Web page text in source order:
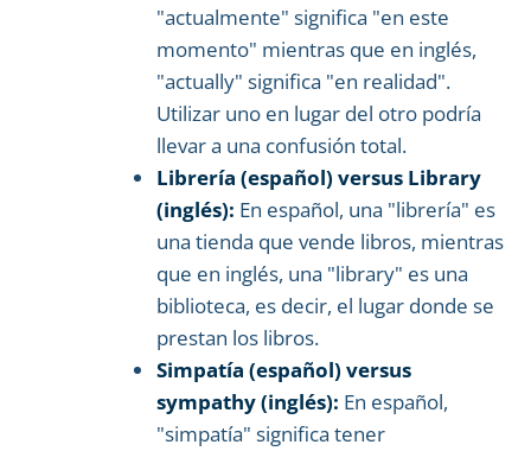
"actualmente" significa "en este
momento" mientras que en inglés,
"actually" significa "en realidad".
Utilizar uno en lugar del otro podría
llevar a una confusión total.
Librería (español) versus Library
(inglés): En español, una "librería" es
una tienda que vende libros, mientras
que en inglés, una "library" es una
biblioteca, es decir, el lugar donde se
prestan los libros.
Simpatía (español) versus
sympathy (inglés): En español,
"simpatía" significa tener